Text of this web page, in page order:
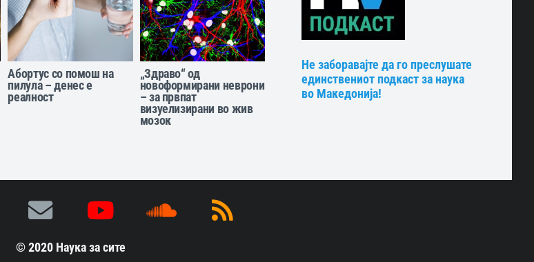
Абортус со помош на
пилула – денес е
реалност
„Здраво“ од
новоформирани неврони
– за првпат
визуелизирани во жив
мозок
Не заборавајте да го преслушате
единствениот подкаст за наука
во Македонија!
© 2020 Наука за сите